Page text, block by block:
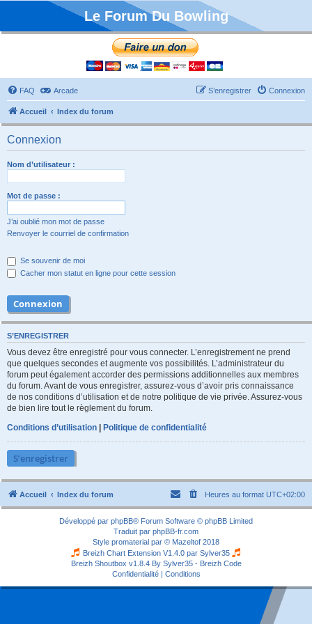
Le Forum Du Bowling
FAQ Arcade Connexion
S’enregistrer
Accueil Index du forum
Connexion
Nom d’utilisateur :
Mot de passe :
J’ai oublié mon mot de passe
Renvoyer le courriel de confirmation
Se souvenir de moi
Cacher mon statut en ligne pour cette session
S’ENREGISTRER
Vous devez être enregistré pour vous connecter. L’enregistrement ne prend
que quelques secondes et augmente vos possibilités. L’administrateur du
forum peut également accorder des permissions additionnelles aux membres
du forum. Avant de vous enregistrer, assurez-vous d’avoir pris connaissance
de nos conditions d’utilisation et de notre politique de vie privée. Assurez-vous
de bien lire tout le règlement du forum.
Conditions d’utilisation | Politique de confidentialité
S’enregistrer
Accueil Index du forum Heures au format UTC+02:00
Développé par phpBB® Forum Software © phpBB Limited
Traduit par phpBB-fr.com
Style promaterial par © Mazeltof 2018
Breizh Chart Extension V1.4.0 par Sylver35
Breizh Shoutbox v1.8.4 By Sylver35 - Breizh Code
Confidentialité| Conditions